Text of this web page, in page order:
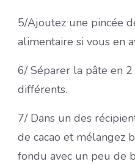
5/Ajoutez une pincée
alimentaire si vous en
6/ Séparer la pâte en
différents.
7/ Dans un des
de cacao et mélangez
fondu avec un peu de